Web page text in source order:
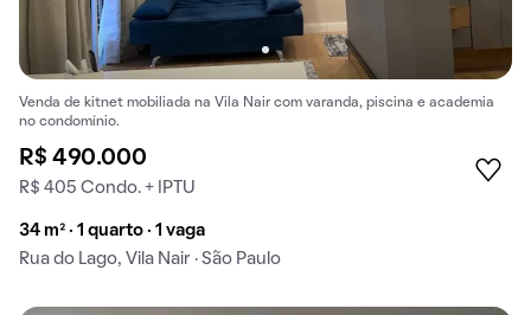
Venda de kitnet mobiliada na Vila Nair com varanda, piscina e academia
no condomínio.
R$ 490.000
R$ 405 Condo. + IPTU
34 m² · 1 quarto · 1 vaga
Rua do Lago, Vila Nair · São Paulo